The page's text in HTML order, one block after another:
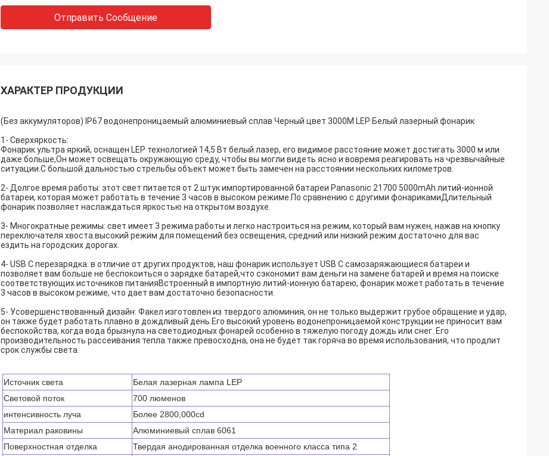
Отправить Сообщение
ХАРАКТЕР ПРОДУКЦИИ
(Без аккумуляторов) IP67 водонепроницаемый алюминиевый сплав Черный цвет 3000M LEP Белый лазерный фонарик
1- Сверхяркость:
Фонарик ультра яркий, оснащен LEP технологией 14,5 Вт белый лазер, его видимое расстояние может достигать 3000 м или
даже больше,Он может освещать окружающую среду, чтобы вы могли видеть ясно и вовремя реагировать на чрезвычайные
ситуации.С большой дальностью стрельбы объект может быть замечен на расстоянии нескольких километров.
2- Долгое время работы: этот свет питается от 2 штук импортированной батареи Panasonic 21700 5000mAh литий-ионной
батареи, которая может работать в течение 3 часов в высоком режиме.По сравнению с другими фонарикамиДлительный
фонарик позволяет наслаждаться яркостью на открытом воздухе.
3- Многократные режимы: свет имеет 3 режима работы и легко настроиться на режим, который вам нужен, нажав на кнопку
переключателя хвоста.высокий режим для помещений без освещения, средний или низкий режим достаточно для вас
ездить на городских дорогах.
4- USB C перезарядка: в отличие от других продуктов, наш фонарик использует USB C самозаряжающиеся батареи и
позволяет вам больше не беспокоиться о зарядке батарей,что сэкономит вам деньги на замене батарей и время на поиске
соответствующих источников питанияВстроенный в импортную литий-ионную батарею, фонарик может работать в течение
3 часов в высоком режиме, что дает вам достаточно безопасности.
5- Усовершенствованный дизайн: Факел изготовлен из твердого алюминия, он не только выдержит грубое обращение и удар,
он также будет работать плавно в дождливый день.Его высокий уровень водонепроницаемой конструкции не приносит вам
беспокойства, когда вода брызнула на светодиодных фонарей особенно в тяжелую погоду дождь или снег. Его
производительность рассеивания тепла также превосходна, она не будет так горяча во время использования, что продлит
срок службы света.
Источник света
Белая лазерная лампа LEP
Световой поток
700 люменов
интенсивность луча
Более 2800,000cd
Материал раковины
Алюминиевый сплав 6061
Поверхностная отделка
Твердая анодированная отделка военного класса типа 2